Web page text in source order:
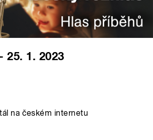
25. 1. 2023
na českém internetu